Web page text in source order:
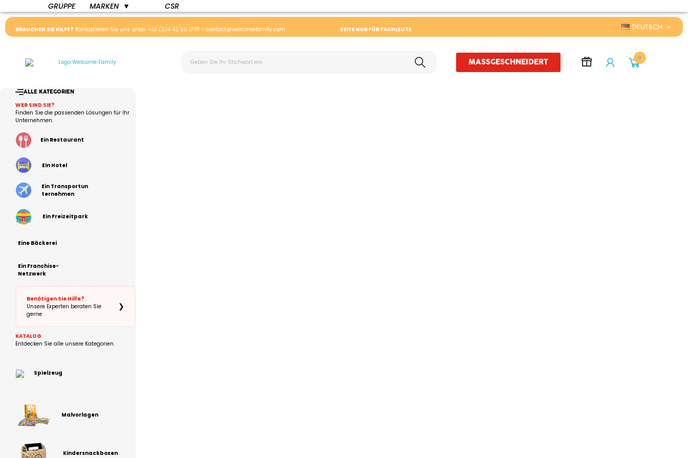
GRUPPE MARKEN ▼ CSR
BRAUCHEN SIE HILFE? Kontaktieren Sie uns unter +33 (0)4 42 50 17 10 - contact@welcomefamily.com SEITE NUR FÜR FACHLEUTE DEUTSCH
MASSGESCHNEIDERT
0
ALLE KATEGORIEN
WER SIND SIE?
Finden Sie die passenden Lösungen für Ihr
Unternehmen.
Ein Restaurant
Ein Hotel
Ein Transportun
ternehmen
Ein Freizeitpark
Eine Bäckerei
Ein Franchise-
Netzwerk
Benötigen Sie Hilfe?
Unsere Experten beraten Sie
gerne
❯
KATALOG
Entdecken Sie alle unsere Kategorien.
Spielzeug
Malvorlagen
Kindersnackboxen